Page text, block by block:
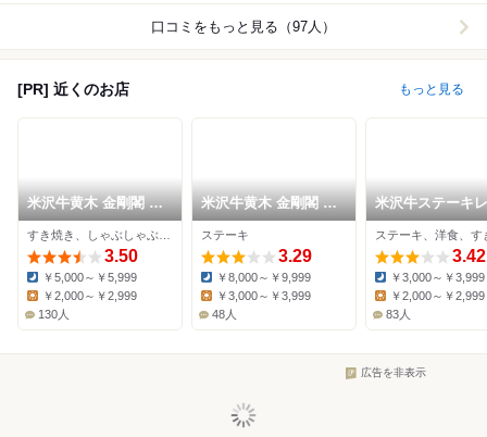
口コミをもっと見る（97人）
[PR] 近くのお店 もっと見る
米沢牛黄木 金剛閣 す
き焼き しゃぶしゃぶ
毘沙門
3.50
Dinner:
￥5,000～￥5,999
￥2,000～￥2,999
130人
米沢牛黄木 金剛閣 ス
テーキレストラン 明
星
ステーキ
3.29
Dinner:
￥8,000～￥9,999
Lunch:
￥3,000～￥3,999
48人
米沢牛ステーキ
ラン 牛毘亭
ステーキ、洋食、す
3.42
Dinner:
￥3,000～￥3,999
Lunch:
￥2,000～￥2,999
83人
広告を非表示